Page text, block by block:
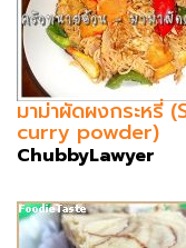
มาม่าผัดผงกระห
curry powder)
ChubbyLawyer